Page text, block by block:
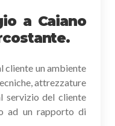
a Caiano
cliente un ambiente
attrezzature
servizio del cliente
ad un rapporto di